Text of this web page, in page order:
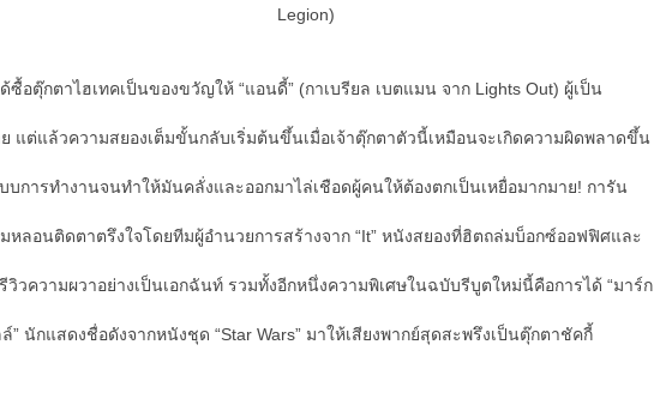
Legion)
ซื้อตุ๊กตาไฮเทคเป็นของขวัญให้ “แอนดี้” (กาเบรียล เบตแมน จาก Lights Out) ผู้เป็น
แต่แล้วความสยองเต็มขั้นกลับเริ่มต้นขึ้นเมื่อเจ้าตุ๊กตาตัวนี้เหมือนจะเกิดความผิดพลาดขึ้น
บการทำงานจนทำให้มันคลั่งและออกมาไล่เชือดผู้คนให้ต้องตกเป็นเหยื่อมากมาย! การัน
หลอนติดตาตรึงใจโดยทีมผู้อำนวยการสร้างจาก “It” หนังสยองที่ฮิตถล่มบ็อกซ์ออฟฟิศและ
วิวความผวาอย่างเป็นเอกฉันท์ รวมทั้งอีกหนึ่งความพิเศษในฉบับรีบูตใหม่นี้คือการได้ “มาร์ก
” นักแสดงชื่อดังจากหนังชุด “Star Wars” มาให้เสียงพากย์สุดสะพรึงเป็นตุ๊กตาชัคกี้